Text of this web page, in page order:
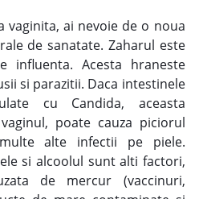
vaginita, ai nevoie de o noua
de sanatate. Zaharul este
influenta. Acesta hraneste
si parazitii. Daca intestinele
cu Candida, aceasta
poate cauza piciorul
alte infectii pe piele.
si alcoolul sunt alti factori,
de mercur (vaccinuri,